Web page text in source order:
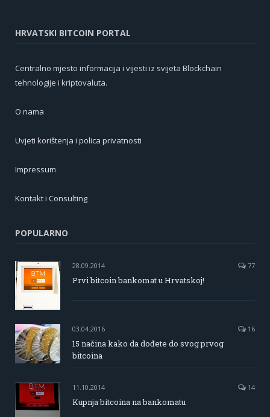
HRVATSKI BITCOIN PORTAL
Centralno mjesto informacija i vijesti iz svijeta Blockchain
tehnologije i kriptovaluta.
O nama
Uvjeti korištenja i polica privatnosti
Impressum
Kontakt i Consulting
POPULARNO
28.09.2014 77
Prvi bitcoin bankomat u Hrvatskoj!
03.04.2016 16
15 načina kako da dođete do svog prvog
bitcoina
11.10.2014 14
Kupnja bitcoina na bankomatu